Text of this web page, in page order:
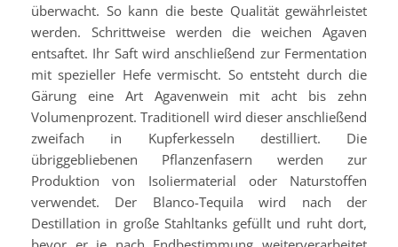
überwacht. So kann die beste Qualität gewährleistet
werden. Schrittweise werden die weichen Agaven
entsaftet. Ihr Saft wird anschließend zur Fermentation
mit spezieller Hefe vermischt. So entsteht durch die
Gärung eine Art Agavenwein mit acht bis zehn
Volumenprozent. Traditionell wird dieser anschließend
zweifach in Kupferkesseln destilliert. Die
übriggebliebenen Pflanzenfasern werden zur
Produktion von Isoliermaterial oder Naturstoffen
verwendet. Der Blanco-Tequila wird nach der
Destillation in große Stahltanks gefüllt und ruht dort,